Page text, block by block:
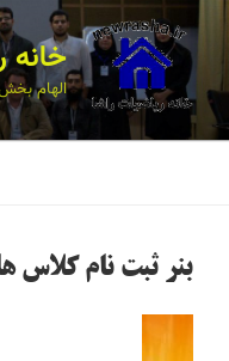
خانه
الهام
بنر ثبت نام کلاس